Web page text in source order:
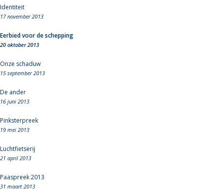
Identiteit
17 november 2013
Eerbied voor de schepping
20 oktober 2013
Onze schaduw
15 september 2013
De ander
16 juni 2013
Pinksterpreek
19 mei 2013
Luchtfietserij
21 april 2013
Paaspreek 2013
31 maart 2013